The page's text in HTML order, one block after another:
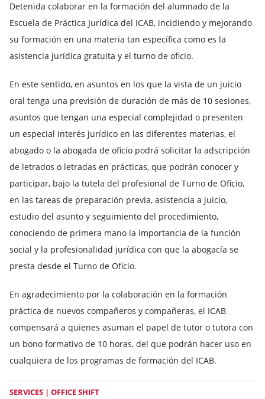
Detenida colaborar en la formación del alumnado de la
Escuela de Práctica Jurídica del ICAB, incidiendo y mejorando
su formación en una materia tan específica como es la
asistencia jurídica gratuita y el turno de oficio.
En este sentido, en asuntos en los que la vista de un juicio
oral tenga una previsión de duración de más de 10 sesiones,
asuntos que tengan una especial complejidad o presenten
un especial interés jurídico en las diferentes materias, el
abogado o la abogada de oficio podrá solicitar la adscripción
de letrados o letradas en prácticas, que podrán conocer y
participar, bajo la tutela del profesional de Turno de Oficio,
en las tareas de preparación previa, asistencia a juicio,
estudio del asunto y seguimiento del procedimiento,
conociendo de primera mano la importancia de la función
social y la profesionalidad jurídica con que la abogacía se
presta desde el Turno de Oficio.
En agradecimiento por la colaboración en la formación
práctica de nuevos compañeros y compañeras, el ICAB
compensará a quienes asuman el papel de tutor o tutora con
un bono formativo de 10 horas, del que podrán hacer uso en
cualquiera de los programas de formación del ICAB.
SERVICES | OFFICE SHIFT